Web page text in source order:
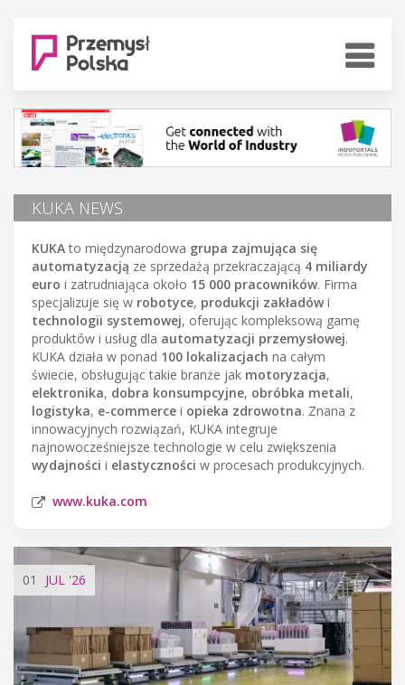
KUKA NEWS
KUKAto międzynarodowa grupa zajmująca się
automatyzacją ze sprzedażą przekraczającą 4 miliardy
euro i zatrudniająca około 15 000 pracowników. Firma
specjalizuje się w robotyce, produkcji zakładów i
technologii systemowej, oferując kompleksową gamę
produktów i usług dla automatyzacji przemysłowej.
KUKA działa w ponad 100 lokalizacjach na całym
świecie, obsługując takie branże jak motoryzacja,
elektronika, dobra konsumpcyjne, obróbka metali,
logistyka, e-commerce i opieka zdrowotna. Znana z
innowacyjnych rozwiązań, KUKA integruje
najnowocześniejsze technologie w celu zwiększenia
wydajności i elastyczności w procesach produkcyjnych.
www.kuka.com
01 JUL '26